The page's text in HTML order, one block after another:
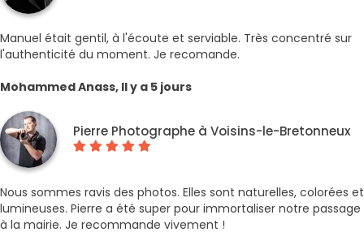
Manuel était gentil, à l'écoute et serviable. Très concentré sur
l'authenticité du moment. Je recomande.
Mohammed Anass, Il y a 5 jours
Pierre Photographe à Voisins-le-Bretonneux
Nous sommes ravis des photos. Elles sont naturelles, colorées et
lumineuses. Pierre a été super pour immortaliser notre passage
à la mairie. Je recommande vivement !